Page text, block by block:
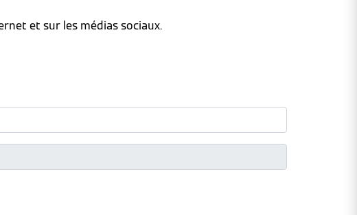
et sur les médias sociaux.